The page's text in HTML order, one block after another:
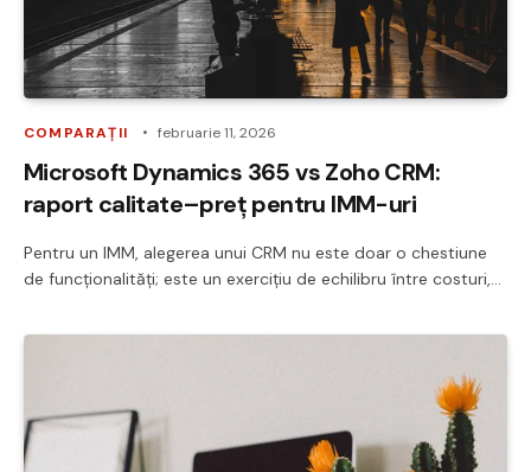
COMPARAȚII februarie 11, 2026
Microsoft Dynamics 365 vs Zoho CRM:
raport calitate–preț pentru IMM-uri
Pentru un IMM, alegerea unui CRM nu este doar o chestiune
de funcționalități; este un exercițiu de echilibru între costuri,…